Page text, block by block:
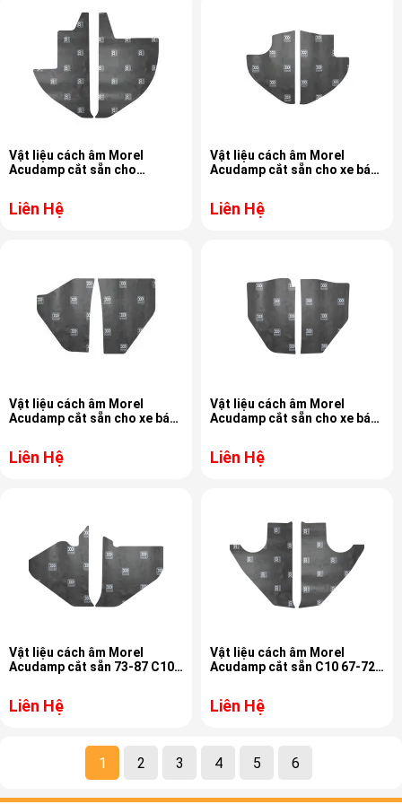
Vật liệu cách âm Morel
Acudamp cắt sẵn cho
Liên Hệ
Vật liệu cách âm Morel
Acudamp cắt sẵn cho xe bán
Liên Hệ
Vật liệu cách âm Morel
Acudamp cắt sẵn cho xe bán
Liên Hệ
Vật liệu cách âm Morel
Acudamp cắt sẵn cho xe bán
Liên Hệ
Vật liệu cách âm Morel
Acudamp cắt sẵn 73-87 C10
Liên Hệ
Vật liệu cách âm Morel
Acudamp cắt sẵn C10 67-72
Liên Hệ
1 2 3 4 5 6